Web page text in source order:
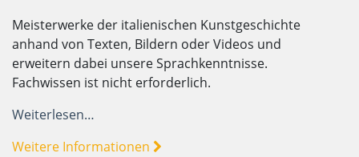
Meisterwerke der italienischen Kunstgeschichte
anhand von Texten, Bildern oder Videos und
erweitern dabei unsere Sprachkenntnisse.
Fachwissen ist nicht erforderlich.
Weiterlesen…
Weitere Informationen